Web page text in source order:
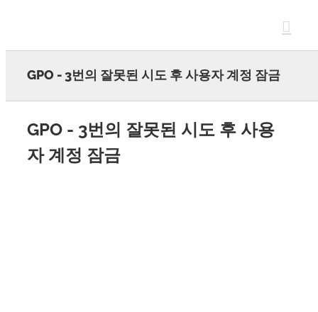
GPO - 3번의 잘못된 시도 후 사용자 계정 잠금
GPO - 3번의 잘못된 시도 후 사용
자 계정 잠금